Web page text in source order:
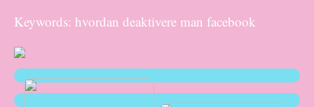
Keywords: hvordan deaktivere man facebook